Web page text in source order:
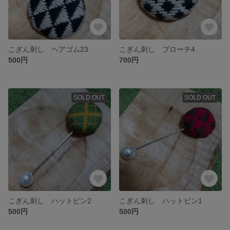
こぎん刺し ヘアゴム23
500円
こぎん刺し ブローチ4
700円
SOLD OUT
こぎん刺し ハットピン2
500円
SOLD OUT
こぎん刺し ハットピン1
500円